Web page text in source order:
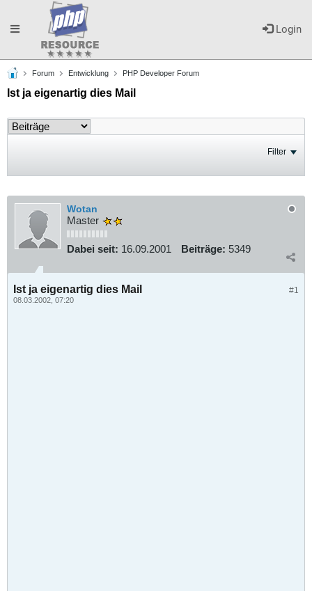
Login
Toggle
navigation
Forum Entwicklung PHP Developer Forum
Ist ja eigenartig dies Mail
Filter
Wotan
Master
Dabei seit: 16.09.2001 Beiträge: 5349
#1
Ist ja eigenartig dies Mail
08.03.2002, 07:20